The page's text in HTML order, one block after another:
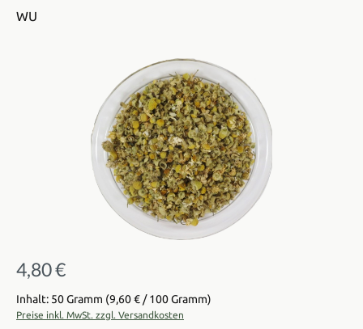
WU
Bildergalerie überspringen
Regulärer Preis:
4,80 €
Inhalt: 50 Gramm (9,60 € / 100 Gramm)
Preise inkl. MwSt. zzgl. Versandkosten